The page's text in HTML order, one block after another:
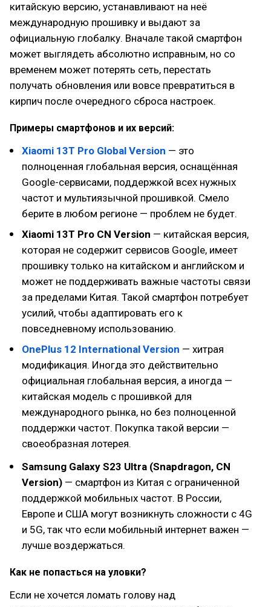
китайскую версию, устанавливают на неё
международную прошивку и выдают за
официальную глобалку. Вначале такой смартфон
может выглядеть абсолютно исправным, но со
временем может потерять сеть, перестать
получать обновления или вовсе превратиться в
кирпич после очередного сброса настроек.
Примеры смартфонов и их версий:
Xiaomi 13T Pro Global Version — это
полноценная глобальная версия, оснащённая
Google-сервисами, поддержкой всех нужных
частот и мультиязычной прошивкой. Смело
берите в любом регионе — проблем не будет.
Xiaomi 13T Pro CN Version — китайская версия,
которая не содержит сервисов Google, имеет
прошивку только на китайском и английском и
может не поддерживать важные частоты связи
за пределами Китая. Такой смартфон потребует
усилий, чтобы адаптировать его к
повседневному использованию.
OnePlus 12 International Version — хитрая
модификация. Иногда это действительно
официальная глобальная версия, а иногда —
китайская модель с прошивкой для
международного рынка, но без полноценной
поддержки частот. Покупка такой версии —
своеобразная лотерея.
Samsung Galaxy S23 Ultra (Snapdragon, CN
Version) — смартфон из Китая с ограниченной
поддержкой мобильных частот. В России,
Европе и США могут возникнуть сложности с 4G
и 5G, так что если мобильный интернет важен —
лучше воздержаться.
Как не попасться на уловки?
Если не хочется ломать голову над